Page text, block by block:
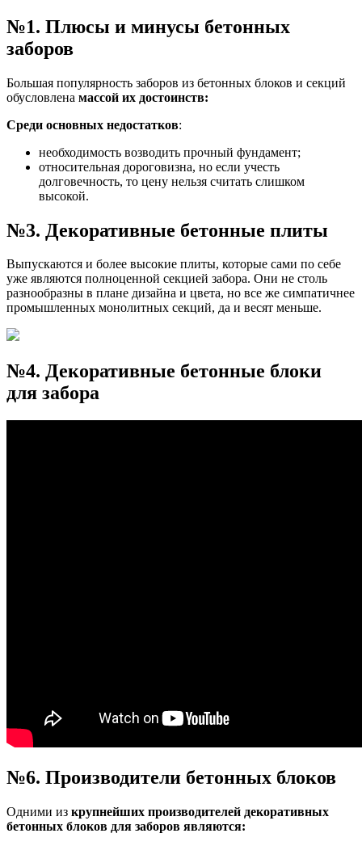
№1. Плюсы и минусы бетонных
заборов
Большая популярность заборов из бетонных блоков и секций
обусловлена массой их достоинств:
Среди основных недостатков:
необходимость возводить прочный фундамент;
относительная дороговизна, но если учесть
долговечность, то цену нельзя считать слишком
высокой.
№3. Декоративные бетонные плиты
Выпускаются и более высокие плиты, которые сами по себе
уже являются полноценной секцией забора. Они не столь
разнообразны в плане дизайна и цвета, но все же симпатичнее
промышленных монолитных секций, да и весят меньше.
№4. Декоративные бетонные блоки
для забора
№6. Производители бетонных блоков
Одними из крупнейших производителей декоративных
бетонных блоков для заборов являются: